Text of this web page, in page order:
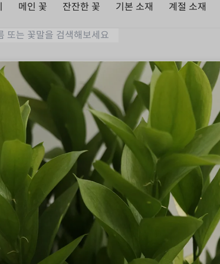
메인 꽃 잔잔한 꽃 기본 소재 계절 소재